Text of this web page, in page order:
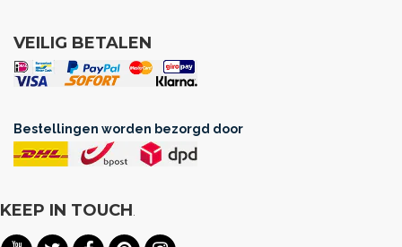
VEILIG BETALEN
Bestellingen worden bezorgd door
KEEP IN TOUCH